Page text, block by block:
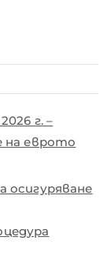
г. –
на еврото
осигуряване